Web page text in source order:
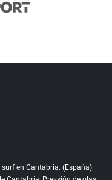
en Cantabria. (España)